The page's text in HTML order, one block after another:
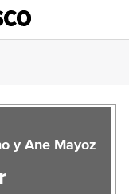
y Ane Mayoz